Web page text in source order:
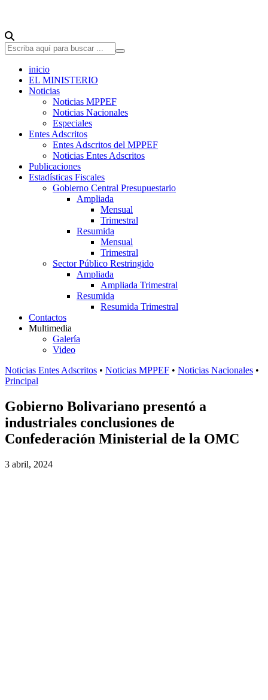
inicio
EL MINISTERIO
Noticias
Noticias MPPEF
Noticias Nacionales
Especiales
Entes Adscritos
Entes Adscritos del MPPEF
Noticias Entes Adscritos
Publicaciones
Estadísticas Fiscales
Gobierno Central Presupuestario
Ampliada
Mensual
Trimestral
Resumida
Mensual
Trimestral
Sector Público Restringido
Ampliada
Ampliada Trimestral
Resumida
Resumida Trimestral
Contactos
Multimedia
Galería
Video
Noticias Entes Adscritos • Noticias MPPEF • Noticias Nacionales •
Principal
Gobierno Bolivariano presentó a
industriales conclusiones de
Confederación Ministerial de la OMC
3 abril, 2024